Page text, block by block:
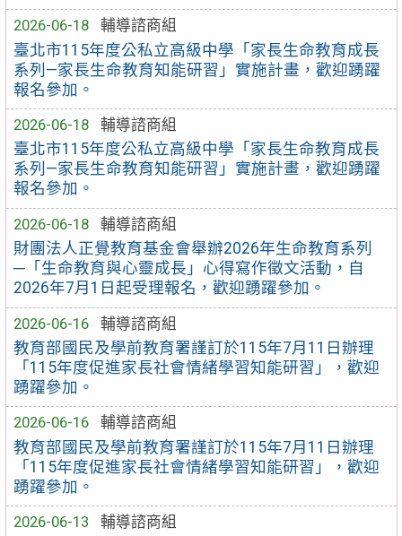
2026-06-18
輔導諮商組
臺北市115年度公私立高級中學「家長生命教育成長
系列—家長生命教育知能研習」實施計畫，歡迎踴躍
報名參加。
2026-06-18
輔導諮商組
臺北市115年度公私立高級中學「家長生命教育成長
系列—家長生命教育知能研習」實施計畫，歡迎踴躍
報名參加。
2026-06-18
輔導諮商組
財團法人正覺教育基金會舉辦2026年生命教育系列
─「生命教育與心靈成長」心得寫作徵文活動，自
2026年7月1日起受理報名，歡迎踴躍參加。
2026-06-16
輔導諮商組
教育部國民及學前教育署謹訂於115年7月11日辦理
「115年度促進家長社會情緒學習知能研習」，歡迎
踴躍參加。
2026-06-16
輔導諮商組
教育部國民及學前教育署謹訂於115年7月11日辦理
「115年度促進家長社會情緒學習知能研習」，歡迎
踴躍參加。
2026-06-13
輔導諮商組